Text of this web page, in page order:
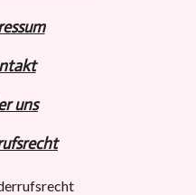
uns
fsrecht